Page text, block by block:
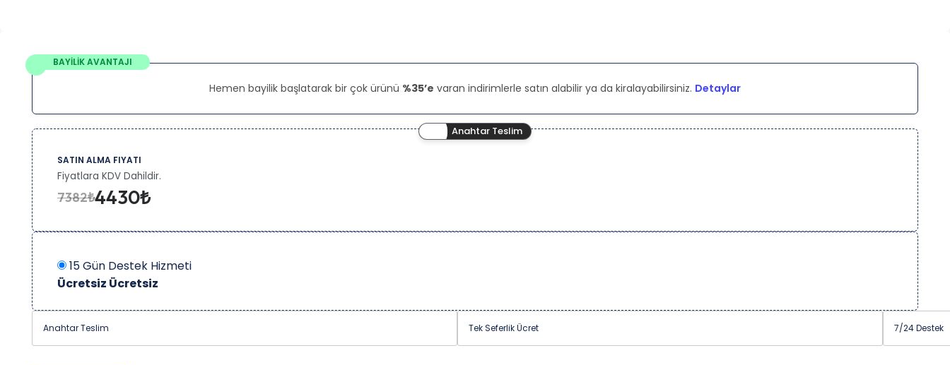
BAYİLİK AVANTAJI
Hemen bayilik başlatarak bir çok ürünü %35’e varan indirimlerle satın alabilir ya da kiralayabilirsiniz. Detaylar
Anahtar Teslim
SATIN ALMA FIYATI
Fiyatlara KDV Dahildir.
7382₺4430₺
15 Gün Destek Hizmeti
Ücretsiz Ücretsiz
Anahtar Teslim Tek Seferlik Ücret 7/24 Destek